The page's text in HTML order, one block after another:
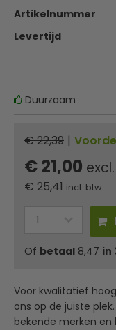
Artikelnummer
Levertijd
Duurzaam
€ 22,39 |
€ 21,00
€ 25,41 incl. btw
Of betaal 8,47 in
Voor kwalitatief
ons op de juiste
bekende merken en